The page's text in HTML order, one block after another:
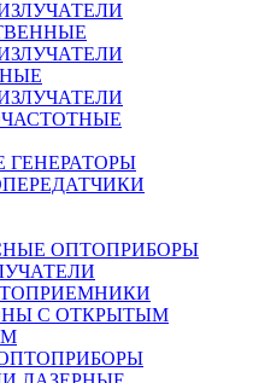
ГЕНЕРАТОРЫ
ОПТОПРИБОРЫ
С ОТКРЫТЫМ